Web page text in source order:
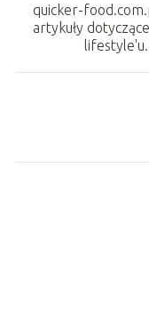
quicker-
artykuły